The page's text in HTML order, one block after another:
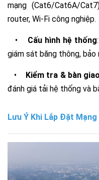
mạng (Cat6/Cat6A/
router, Wi-Fi công nghiệp.
• Cấu hình hệ thống
giám sát băng thông,
• Kiểm tra & bàn
đánh giá tải hệ thống và
Lưu Ý Khi Lắp Đặt